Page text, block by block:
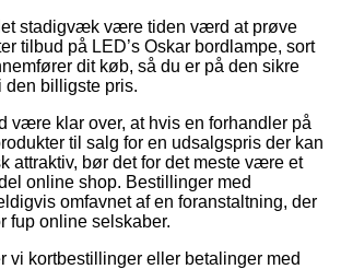
stadigvæk være tiden værd at prøve
tilbud på LED’s Oskar bordlampe, sort
dit køb, så du er på den sikre
den billigste pris.
være klar over, at hvis en forhandler på
til salg for en udsalgspris der kan
attraktiv, bør det for det meste være et
online shop. Bestillinger med
omfavnet af en foranstaltning, der
fup online selskaber.
vi kortbestillinger eller betalinger med